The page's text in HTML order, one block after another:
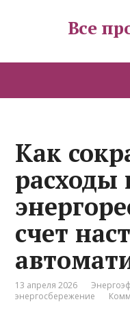
Все
Как
расходы
счет
13 апреля 2026
энергосбережение